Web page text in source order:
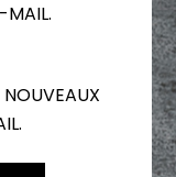
MAIL.